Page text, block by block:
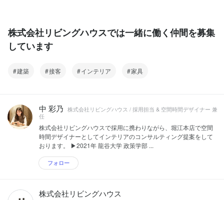
株式会社リビングハウスでは一緒に働く仲間を募集
しています
建築 接客 インテリア 家具
中 彩乃 株式会社リビングハウス / 採用担当 & 空間時間デザイナー 兼
任
株式会社リビングハウスで採用に携わりながら、堀江本店で空間
時間デザイナーとしてインテリアのコンサルティング提案をして
おります。 ▶2021年 龍谷大学 政策学部 ...
フォロー
株式会社リビングハウス